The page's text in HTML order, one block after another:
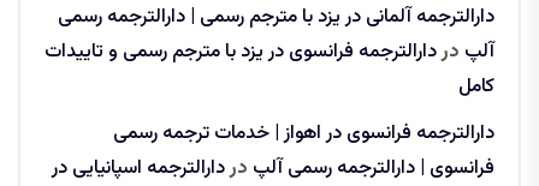
دارالترجمه آلمانی در یزد با مترجم رسمی | دارالترجمه رسمی
آلپ دردارالترجمه فرانسوی در یزد با مترجم رسمی و تاییدات
کامل
دارالترجمه فرانسوی در اهواز | خدمات ترجمه رسمی
فرانسوی | دارالترجمه رسمی آلپ دردارالترجمه اسپانیایی در